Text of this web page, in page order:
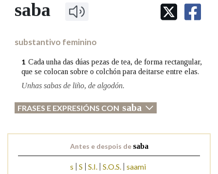
IDENTIDADE CORPORATIVA
MARCIAL DEL ADALID
FIGURAS HOMENAXEADAS
PRIMAVERA DAS LETRAS
PORTAL DAS PALABRAS
Facebook
TwitterYoutubeInstagram
Bluesky
BUSCAR NOS LEMAS
Remata por
Contén
BUSCAR NO CONTIDO
saba
substantivo feminino
1 Cada unha das dúas pezas de tea, de forma rectangular,
que se colocan sobre o colchón para deitarse entre elas.
Unhas sabas de liño, de algodón.
FRASES E EXPRESIÓNS CON saba
Antes e despois de saba
s S S.I. S.O.S.
saami